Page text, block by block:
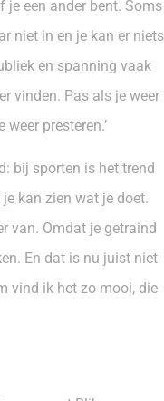
een ander bent. Soms
niet in en je kan er niets
en spanning vaak
vinden. Pas als je weer
presteren.’
bij sporten is het trend
kan zien wat je doet.
van. Omdat je getraind
En dat is nu juist niet
vind ik het zo mooi, die